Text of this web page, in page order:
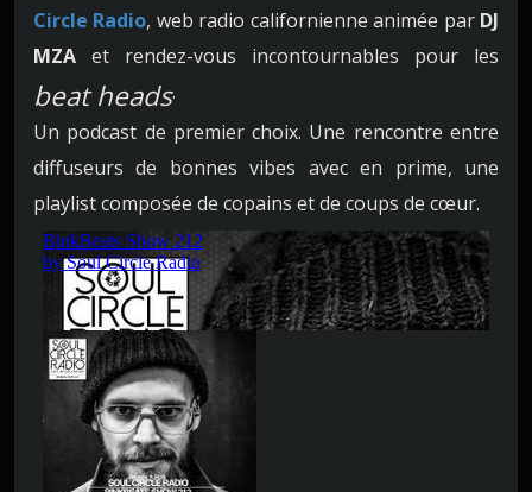
Circle Radio, web radio californienne animée par DJ
MZA et rendez-vous incontournables pour les
beat heads.
Un podcast de premier choix. Une rencontre entre
diffuseurs de bonnes vibes avec en prime, une
playlist composée de copains et de coups de cœur.